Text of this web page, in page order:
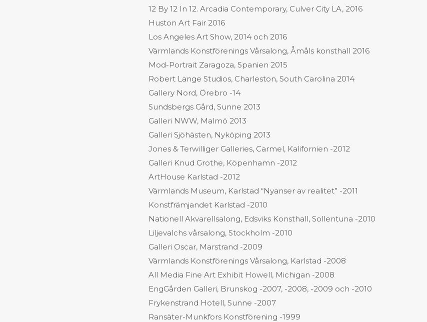
12 By 12 In 12. Arcadia Contemporary, Culver City LA, 2016
Huston Art Fair 2016
Los Angeles Art Show, 2014 och 2016
Värmlands Konstförenings Vårsalong, Åmåls konsthall 2016
Mod-Portrait Zaragoza, Spanien 2015
Robert Lange Studios, Charleston, South Carolina 2014
Gallery Nord, Örebro -14
Sundsbergs Gård, Sunne 2013
Galleri NWW, Malmö 2013
Galleri Sjöhästen, Nyköping 2013
Jones & Terwilliger Galleries, Carmel, Kalifornien -2012
Galleri Knud Grothe, Köpenhamn -2012
ArtHouse Karlstad -2012
Värmlands Museum, Karlstad “Nyanser av realitet” -2011
Konstfrämjandet Karlstad -2010
Nationell Akvarellsalong, Edsviks Konsthall, Sollentuna -2010
Liljevalchs vårsalong, Stockholm -2010
Galleri Oscar, Marstrand -2009
Värmlands Konstförenings Vårsalong, Karlstad -2008
All Media Fine Art Exhibit Howell, Michigan -2008
EngGården Galleri, Brunskog -2007, -2008, -2009 och -2010
Frykenstrand Hotell, Sunne -2007
Ransäter-Munkfors Konstförening -1999